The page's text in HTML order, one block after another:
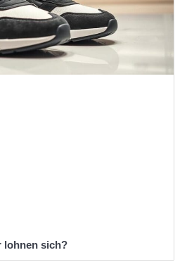
lohnen sich?